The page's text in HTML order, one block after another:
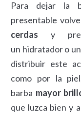
Para dejar la
presentable
cerdas y
un hidratador o un
distribuir este
como por la
barba mayor
que luzca bien y